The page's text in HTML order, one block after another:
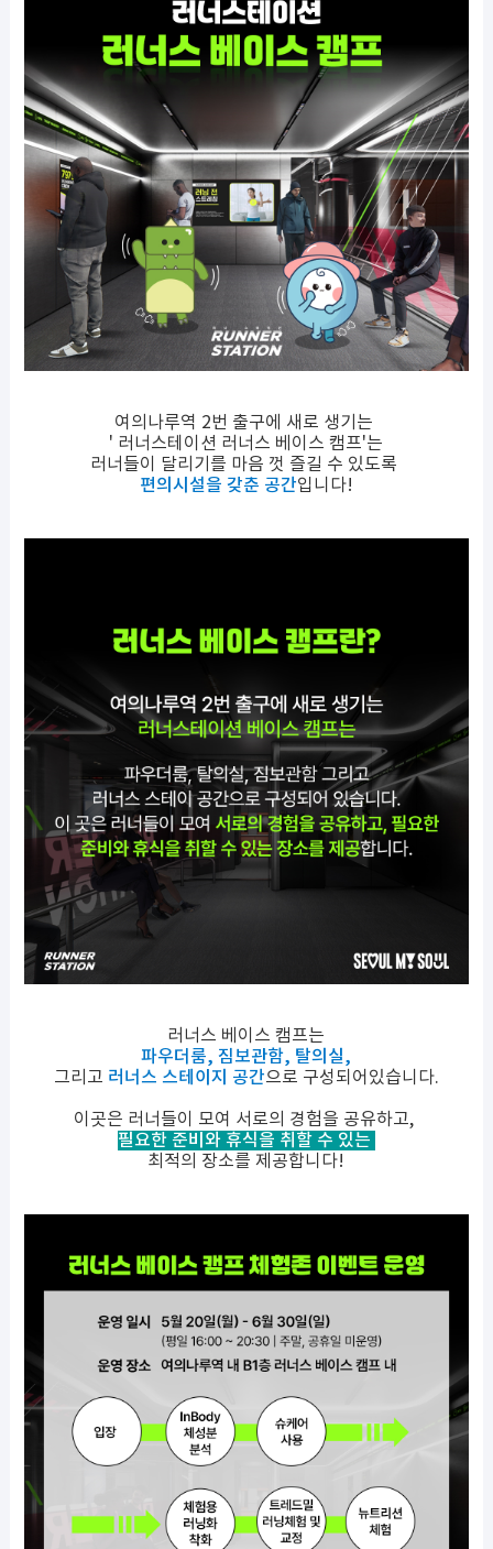
여의나루역 2번 출구에 새로 생기는
' 러너스테이션 러너스 베이스 캠프'는
러너들이 달리기를 마음 껏 즐길 수 있도록
편의시설을 갖춘 공간입니다!
러너스 베이스 캠프는
파우더룸, 짐보관함, 탈의실,
그리고 러너스 스테이지 공간으로 구성되어있습니다.
이곳은 러너들이 모여 서로의 경험을 공유하고,
필요한 준비와 휴식을 취할 수 있는
최적의 장소를 제공합니다!